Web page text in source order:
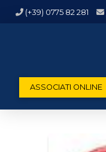
(+39) 0775 82 281
ASSOCIATI ONLINE